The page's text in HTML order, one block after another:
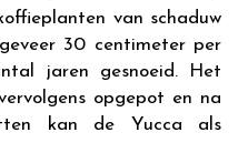
van schaduw
30 centimeter per
jaren gesnoeid. Het
opgepot en na
kan de Yucca als